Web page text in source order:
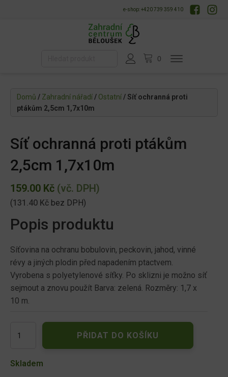
e-shop: +420 739 359 410
Domů / Zahradní nářadí/ Ostatní/ Síť ochranná proti
ptákům 2,5cm 1,7x10m
Síť ochranná proti ptákům
2,5cm 1,7x10m
159.00 Kč (vč. DPH)
(131.40 Kč bez DPH)
Popis produktu
Síťovina na ochranu bobulovin, peckovin, jahod, vinné
révy a jiných plodin před napadením ptactvem.
Vyrobena s polyetylenové síťky. Po sklizni je možno síť
sejmout a znovu použít Barva: zelená. Rozměry: 1,7 x
10 m.
ochranná
ptákům
PŘIDAT DO KOŠÍKU
Skladem